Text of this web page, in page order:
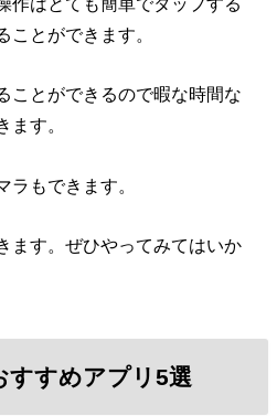
ことができます。
ことができるので暇な時間な
ます。
ラもできます。
ます。ぜひやってみてはいか
すすめアプリ5選